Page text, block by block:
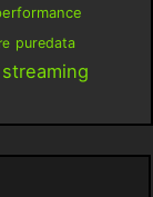
puredata
streaming